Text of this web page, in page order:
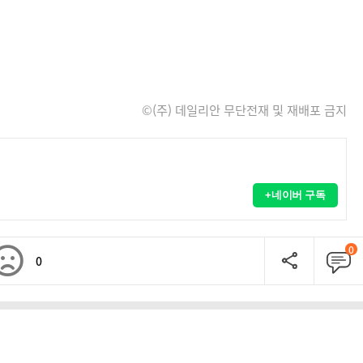
©(주) 데일리안 무단전재 및 재배포 금지
+네이버 구독
0
0